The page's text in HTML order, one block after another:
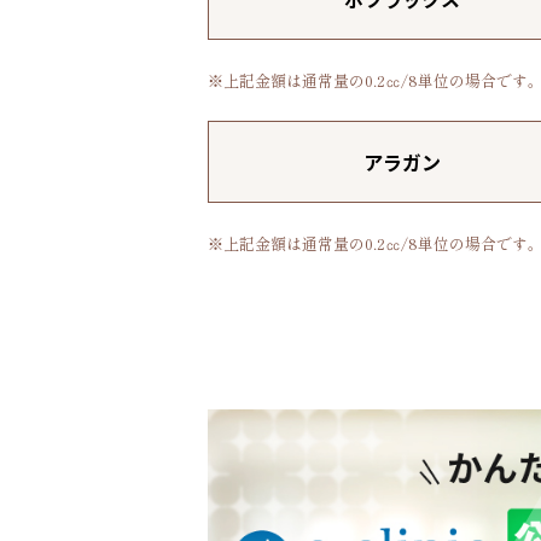
※上記金額は通常量の0.2㏄/8単位の場合です
アラガン
※上記金額は通常量の0.2㏄/8単位の場合です